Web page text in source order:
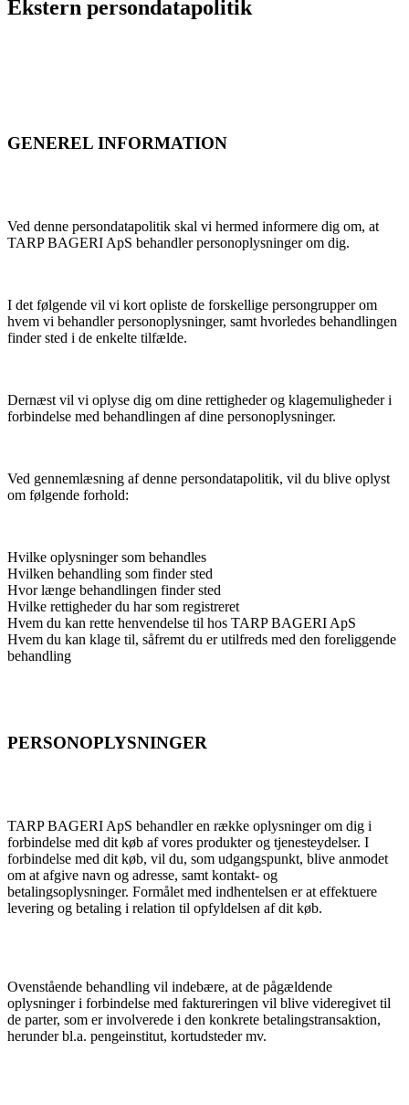
Ekstern persondatapolitik
GENEREL INFORMATION
Ved denne persondatapolitik skal vi hermed informere dig om, at
TARP BAGERI ApS behandler personoplysninger om dig.
I det følgende vil vi kort opliste de forskellige persongrupper om
hvem vi behandler personoplysninger, samt hvorledes behandlingen
finder sted i de enkelte tilfælde.
Dernæst vil vi oplyse dig om dine rettigheder og klagemuligheder i
forbindelse med behandlingen af dine personoplysninger.
Ved gennemlæsning af denne persondatapolitik, vil du blive oplyst
om følgende forhold:
Hvilke oplysninger som behandles
Hvilken behandling som finder sted
Hvor længe behandlingen finder sted
Hvilke rettigheder du har som registreret
Hvem du kan rette henvendelse til hos TARP BAGERI ApS
Hvem du kan klage til, såfremt du er utilfreds med den foreliggende
behandling
PERSONOPLYSNINGER
TARP BAGERI ApS behandler en række oplysninger om dig i
forbindelse med dit køb af vores produkter og tjenesteydelser. I
forbindelse med dit køb, vil du, som udgangspunkt, blive anmodet
om at afgive navn og adresse, samt kontakt- og
betalingsoplysninger. Formålet med indhentelsen er at effektuere
levering og betaling i relation til opfyldelsen af dit køb.
Ovenstående behandling vil indebære, at de pågældende
oplysninger i forbindelse med faktureringen vil blive videregivet til
de parter, som er involverede i den konkrete betalingstransaktion,
herunder bl.a. pengeinstitut, kortudsteder mv.